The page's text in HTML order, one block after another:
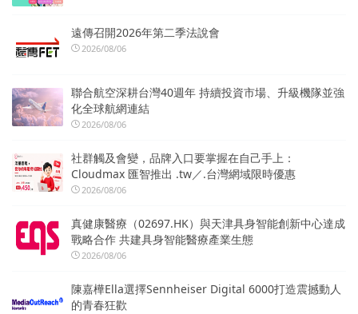
遠傳召開2026年第二季法說會
2026/08/06
聯合航空深耕台灣40週年 持續投資市場、升級機隊並強
化全球航網連結
2026/08/06
社群觸及會變，品牌入口要掌握在自己手上：
Cloudmax 匯智推出 .tw／.台灣網域限時優惠
2026/08/06
真健康醫療（02697.HK）與天津具身智能創新中心達成
戰略合作 共建具身智能醫療產業生態
2026/08/06
陳嘉樺Ella選擇Sennheiser Digital 6000打造震撼動人
的青春狂歡